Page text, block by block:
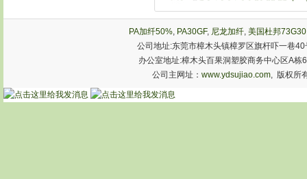
PA加纤50%, PA30GF, 尼龙加纤, 美国杜邦
公司地址:东莞市樟木头镇樟罗区旗杆吓一巷
办公室地址:樟木头百果洞塑胶商务中心区A
公司主网址： www.ydsujiao.com, 版权所